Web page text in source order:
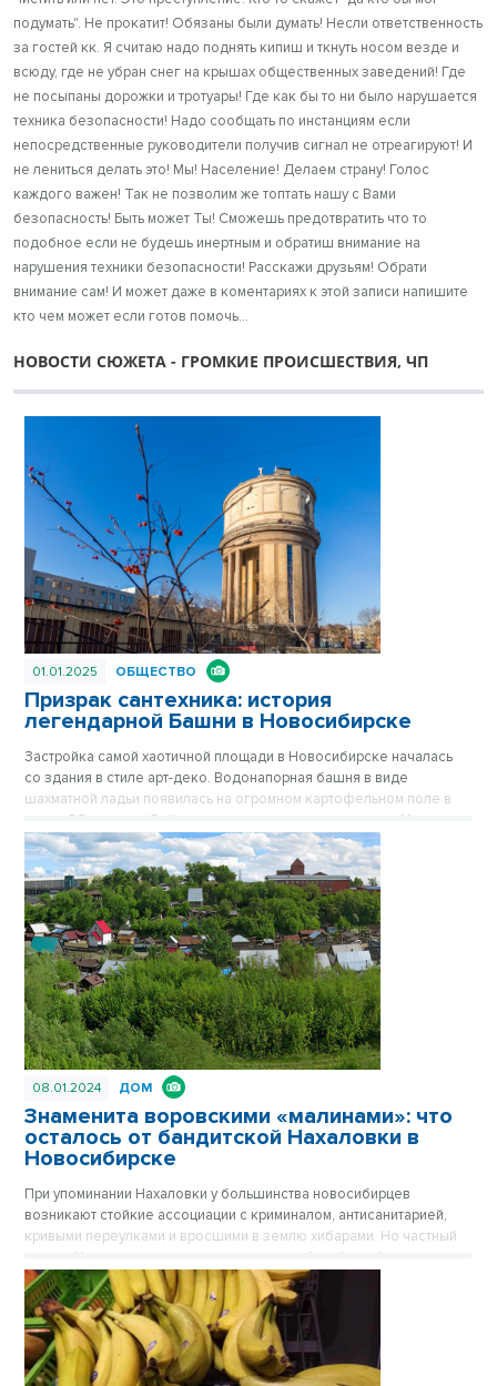
подумать". Не прокатит! Обязаны были думать! Несли ответственность
за гостей кк. Я считаю надо поднять кипиш и ткнуть носом везде и
всюду, где не убран снег на крышах общественных заведений! Где
не посыпаны дорожки и тротуары! Где как бы то ни было нарушается
техника безопасности! Надо сообщать по инстанциям если
непосредственные руководители получив сигнал не отреагируют! И
не лениться делать это! Мы! Население! Делаем страну! Голос
каждого важен! Так не позволим же топтать нашу с Вами
безопасность! Быть может Ты! Сможешь предотвратить что то
подобное если не будешь инертным и обратиш внимание на
нарушения техники безопасности! Расскажи друзьям! Обрати
внимание сам! И может даже в коментариях к этой записи напишите
кто чем может если готов помочь...
НОВОСТИ СЮЖЕТА - ГРОМКИЕ ПРОИСШЕСТВИЯ, ЧП
01.01.2025 ОБЩЕСТВО
Призрак сантехника: история
легендарной Башни в Новосибирске
Застройка самой хаотичной площади в Новосибирске началась
со здания в стиле арт-деко. Водонапорная башня в виде
шахматной ладьи появилась на огромном картофельном поле в
конце 30-х годов. Сейчас стильное здание на площади Маркса
спрятано за хрущевками, его хорошо видно только с высоких
точек обзора. Впрочем, с окружением Башне никогда не везло.
Сначала вокруг была картошка, которую сажали жители
окрестных деревень, затем возникли пятиэтажки, а после
зашумела пестрая барахолка на площади Маркса. Публикуется
повторно в цикле «Лучшие материалы VN.RU за 2023 год».
08.01.2024 ДОМ
Знаменита воровскими «малинами»: что
осталось от бандитской Нахаловки в
Новосибирске
При упоминании Нахаловки у большинства новосибирцев
возникают стойкие ассоциации с криминалом, антисанитарией,
кривыми переулками и вросшими в землю хибарами. Но частный
сектор Нахаловки, где сильны правила рабочей слободки, уже не
тот, что прежде. Дома здесь примерили одежду из сайдинга, есть
водопровод, проводится газ. Здесь даже родился самый
легендарный герой Новосибирска, но инвесторы все еще
обходят стороной близкую к Оби территорию. Публикуется
повторно в цикле «Лучшие материалы VN.RU за 2023 год».